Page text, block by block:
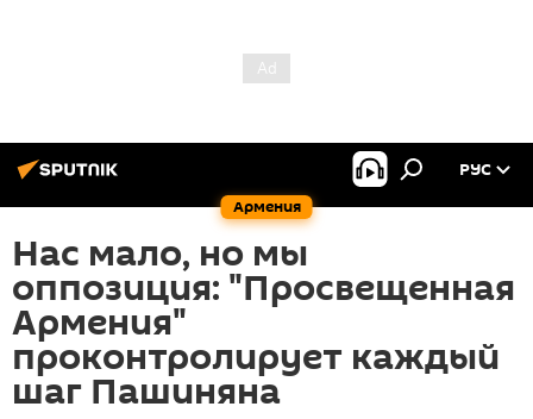
Армения
РУС
Нас мало, но мы
оппозиция: "Просвещенная
Армения"
проконтролирует каждый
шаг Пашиняна